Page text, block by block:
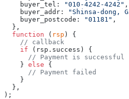
    buyer_tel:
"010-4242-4242" ,
    buyer_addr:
"Shinsa-dong,
    buyer_postcode:
"01181" ,
  },
  function
( rsp ) {
    // callback
    if
(rsp.success) {
      // Payment is successful
    }
else {
      // Payment failed
    }
  },
);